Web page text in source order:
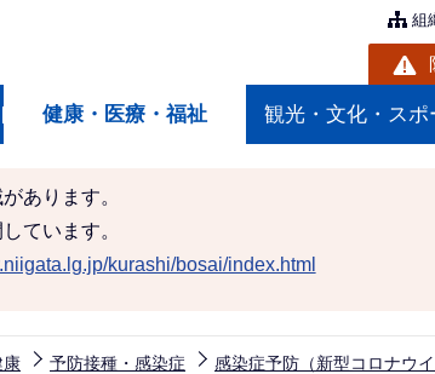
組
健康・医療・福祉 観光・文化・スポ
あります。
ています。
kurashi/bosai/index.html
康 予防接種・感染症
感染症予防（新型コロナウ